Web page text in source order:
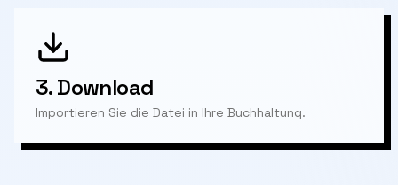
3.Download
Importieren Sie die Datei in Ihre Buchhaltung.